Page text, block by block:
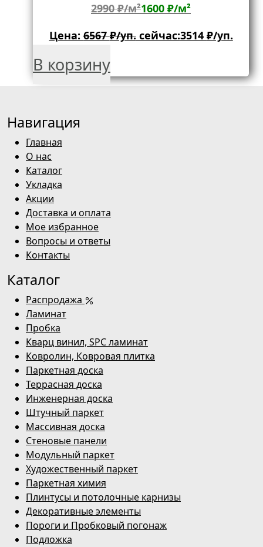
2990 ₽/м²1600 ₽/м²
Цена:6567₽/уп.сейчас:3514 ₽/уп.
В корзину
Навигация
Главная
О нас
Каталог
Укладка
Акции
Доставка и оплата
Мое избранное
Вопросы и ответы
Контакты
Каталог
Распродажа
Ламинат
Пробка
Кварц винил, SPC ламинат
Ковролин, Ковровая плитка
Паркетная доска
Террасная доска
Инженерная доска
Штучный паркет
Массивная доска
Стеновые панели
Модульный паркет
Художественный паркет
Паркетная химия
Плинтусы и потолочные карнизы
Декоративные элементы
Пороги и Пробковый погонаж
Подложка